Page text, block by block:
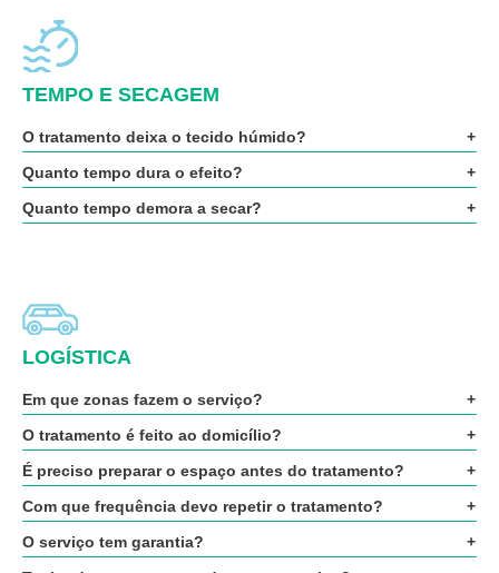
TEMPO E SECAGEM
O tratamento deixa o tecido húmido?
Quanto tempo dura o efeito?
Quanto tempo demora a secar?
LOGÍSTICA
Em que zonas fazem o serviço?
O tratamento é feito ao domicílio?
É preciso preparar o espaço antes do tratamento?
Com que frequência devo repetir o tratamento?
O serviço tem garantia?